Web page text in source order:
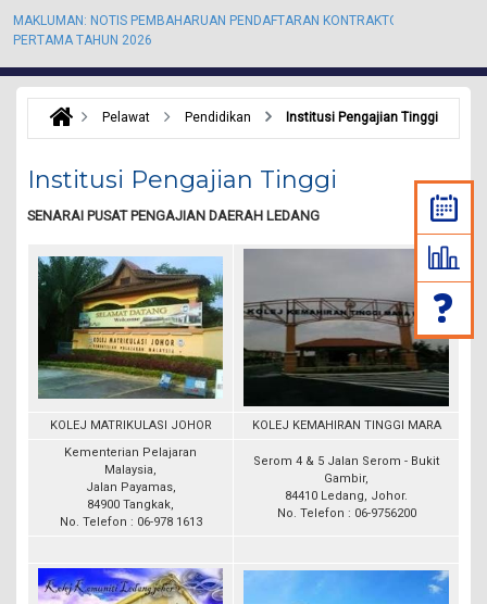
MAKLUMAN: NOTIS PEMBAHARUAN PENDAFTARAN KONTRAKTOR KALI
PERTAMA TAHUN 2026
Pelawat Pendidikan Institusi Pengajian Tinggi
Institusi Pengajian Tinggi
SENARAI PUSAT PENGAJIAN DAERAH LEDANG
KOLEJ MATRIKULASI JOHOR
KOLEJ KEMAHIRAN TINGGI MARA
Kementerian Pelajaran
Malaysia,
Jalan Payamas,
84900 Tangkak,
No. Telefon : 06-978 1613
Serom 4 & 5 Jalan Serom - Bukit
Gambir,
84410 Ledang, Johor.
No. Telefon : 06-9756200